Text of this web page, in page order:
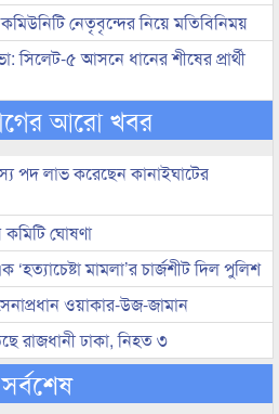
কমিউনিটি নেতৃবৃন্দের নিয়ে মতিবিনিময়
সিলেট-৫ আসনে ধানের শীষের প্রার্থী
আরো খবর
পদ লাভ করেছেন কানাইঘাটের
কমিটি ঘোষণা
মামলা’র চার্জশীট দিল পুলিশ
ওয়াকার-উজ-জামান
রাজধানী ঢাকা, নিহত ৩
সর্বশেষ